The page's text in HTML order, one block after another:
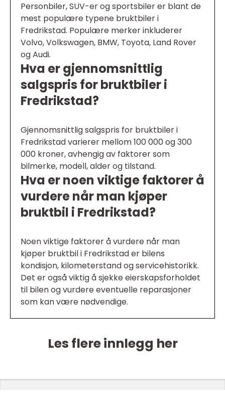
Personbiler, SUV-er og sportsbiler er blant de
mest populære typene bruktbiler i
Fredrikstad. Populære merker inkluderer
Volvo, Volkswagen, BMW, Toyota, Land Rover
og Audi.
Hva er gjennomsnittlig
salgspris for bruktbiler i
Fredrikstad?
Gjennomsnittlig salgspris for bruktbiler i
Fredrikstad varierer mellom 100 000 og 300
000 kroner, avhengig av faktorer som
bilmerke, modell, alder og tilstand.
Hva er noen viktige faktorer å
vurdere når man kjøper
bruktbil i Fredrikstad?
Noen viktige faktorer å vurdere når man
kjøper bruktbil i Fredrikstad er bilens
kondisjon, kilometerstand og servicehistorikk.
Det er også viktig å sjekke eierskapsforholdet
til bilen og vurdere eventuelle reparasjoner
som kan være nødvendige.
Les flere innlegg her